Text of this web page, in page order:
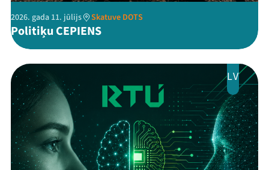
ThreadsFacebookYoutube
X Instagram
Flick TikTok
2026. gada 11. jūlijs Skatuve DOTS
Politiķu CEPIENS
LV